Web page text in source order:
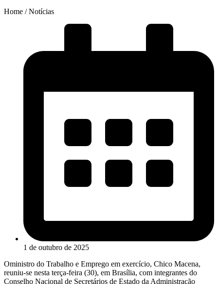
Home / Notícias
1 de outubro de 2025
Oministro do Trabalho e Emprego em exercício, Chico Macena,
reuniu-se nesta terça-feira (30), em Brasília, com integrantes do
Conselho Nacional de Secretários de Estado da Administração